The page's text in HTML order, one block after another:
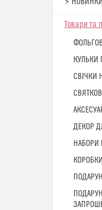
Товари та
КУЛЬКИ
СВІЧКИ
ДЕКОР
НАБОРИ
КОРОБКИ